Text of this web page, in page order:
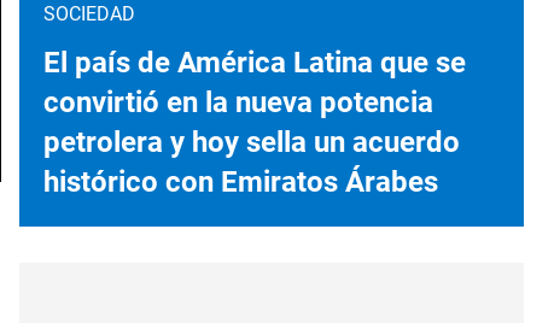
SOCIEDAD
El país de América Latina que se
convirtió en la nueva potencia
petrolera y hoy sella un acuerdo
histórico con Emiratos Árabes